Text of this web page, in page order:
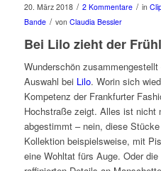
20. März 2018 / 2 Kommentare / in
Bande / von Claudia Bessler
Bei Lilo zieht der
Wunderschön
Auswahl bei Lilo. Worin sich
Kompetenz der Frankfurter
Hochstraße zeigt. Alles ist nicht
abgestimmt – nein, diese
Kollektion beispielsweise, mit
eine Wohltat fürs Auge. Oder